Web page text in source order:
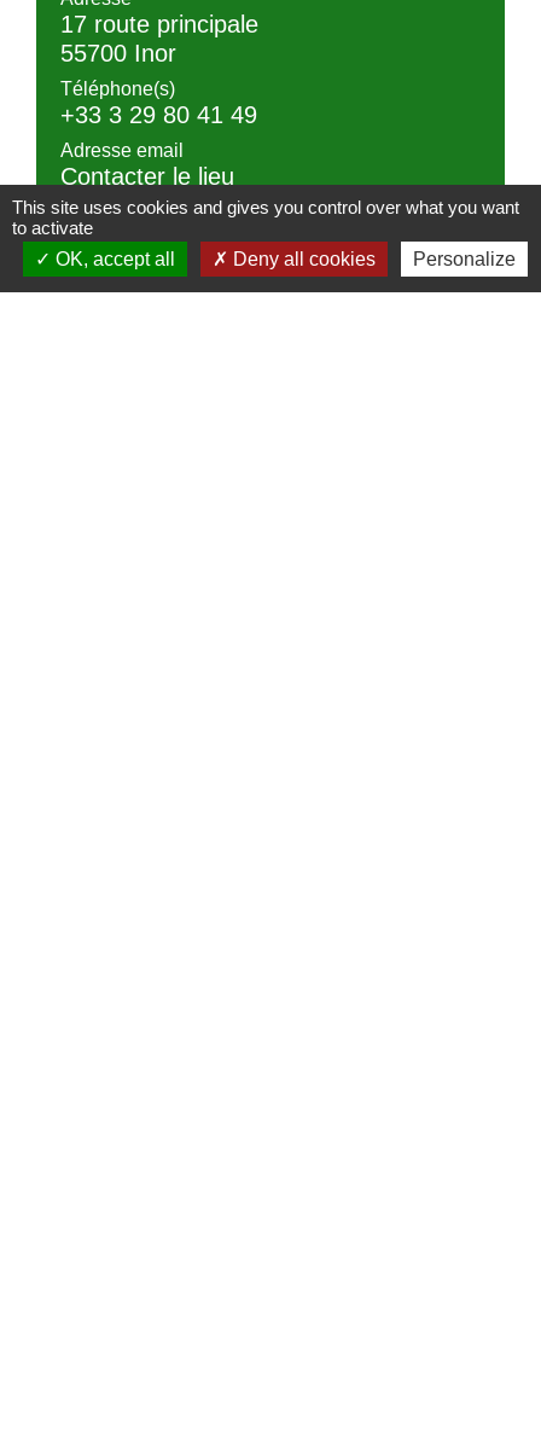
17 route principale
55700 Inor
Téléphone(s)
+33 3 29 80 41 49
Adresse email
Contacter le lieu
Site Internet
-
Réseaux sociaux
-
This site uses cookies and gives you control over what you want
to activate
OK, accept all
Deny all cookies Personalize